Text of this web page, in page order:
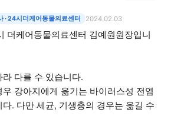
· 24시더케어동물의료센터 2024.02.03
더케어동물의료센터 김예원원장입니
다를 수 있습니다.
강아지에게 옮기는 바이러스성 전염
. 다만 세균, 기생충의 경우는 옮길 수